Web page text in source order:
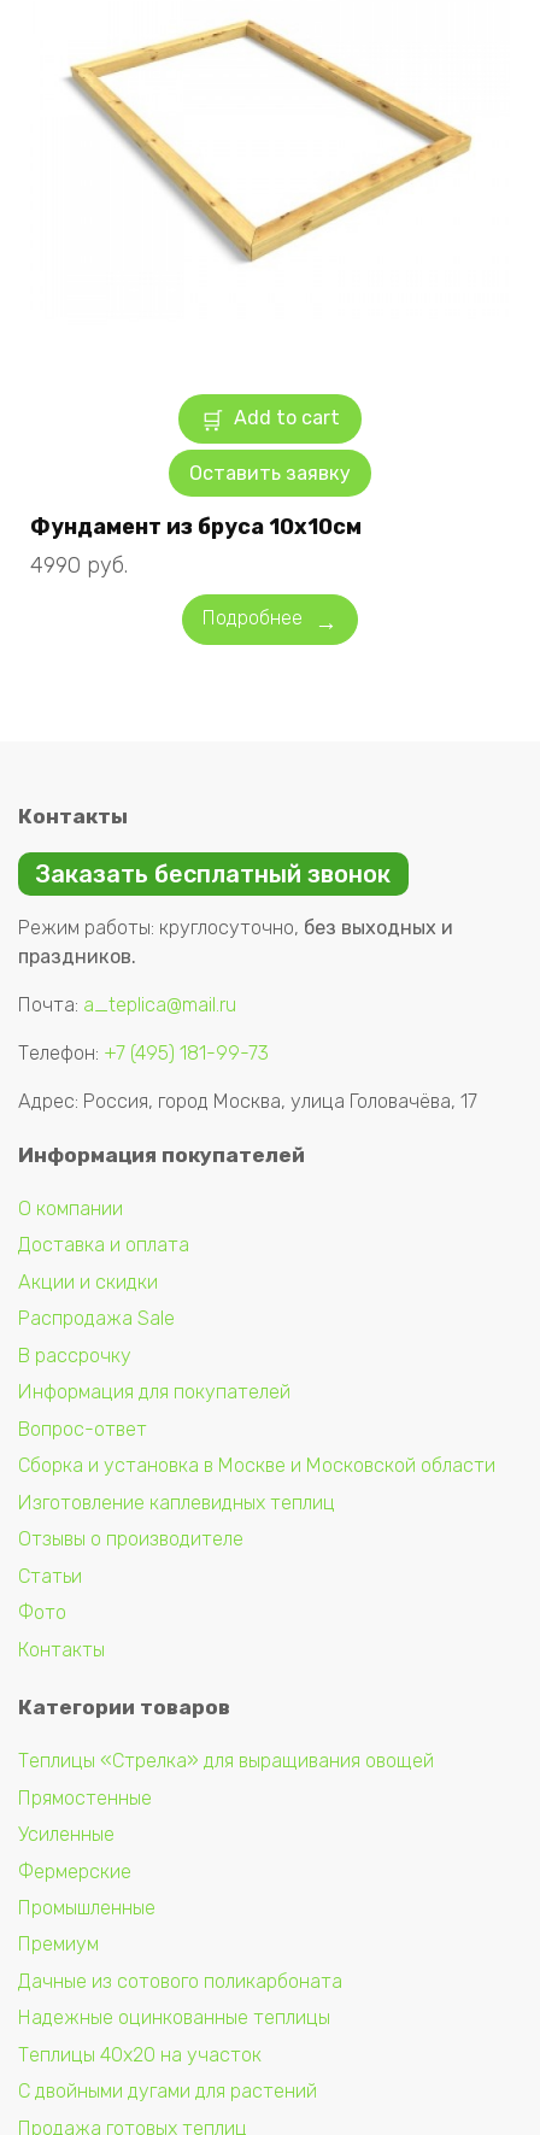
Add to cart
Оставить заявку
Фундамент из бруса 10х10см
4990 руб.
Подробнее
Контакты
Заказать бесплатный звонок
Режим работы: круглосуточно, без выходных и
праздников.
Почта: a_teplica@mail.ru
Телефон: +7 (495) 181-99-73
Адрес: Россия, город Москва, улица Головачёва, 17
Информация покупателей
О компании
Доставка и оплата
Акции и скидки
Распродажа Sale
В рассрочку
Информация для покупателей
Вопрос-ответ
Сборка и установка в Москве и Московской области
Изготовление каплевидных теплиц
Отзывы о производителе
Статьи
Фото
Контакты
Категории товаров
Теплицы «Стрелка» для выращивания овощей
Прямостенные
Усиленные
Фермерские
Промышленные
Премиум
Дачные из сотового поликарбоната
Надежные оцинкованные теплицы
Теплицы 40х20 на участок
С двойными дугами для растений
Продажа готовых теплиц